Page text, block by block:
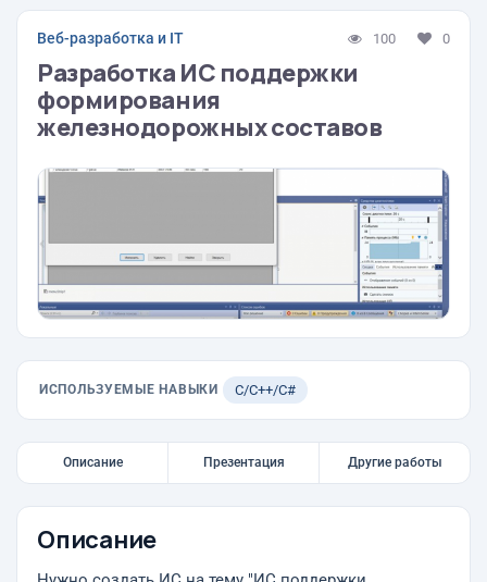
Веб-разработка и IT 100 0
Разработка ИС поддержки
формирования
железнодорожных составов
ИСПОЛЬЗУЕМЫЕ НАВЫКИ C/C++/C#
Описание Презентация Другие работы
Описание